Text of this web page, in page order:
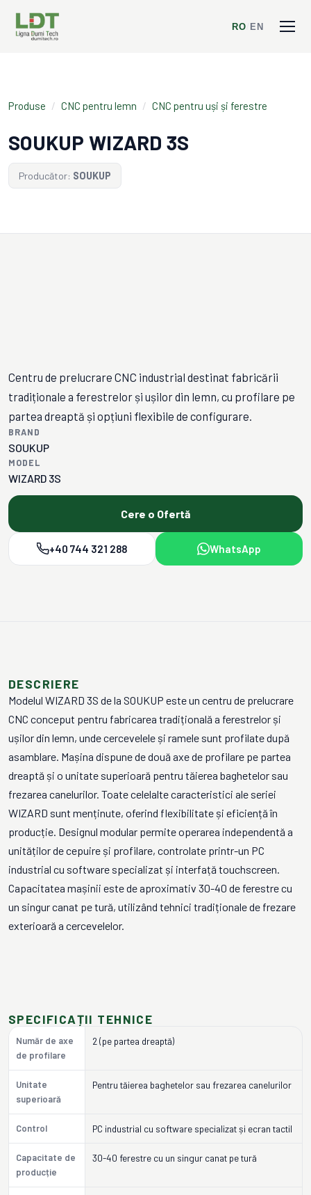
RO EN
Produse / CNC pentru lemn / CNC pentru uși și ferestre
SOUKUP WIZARD 3S
Producător: SOUKUP
Centru de prelucrare CNC industrial destinat fabricării
tradiționale a ferestrelor și ușilor din lemn, cu profilare pe
partea dreaptă și opțiuni flexibile de configurare.
BRAND
SOUKUP
MODEL
WIZARD 3S
Cere o Ofertă
+40 744 321 288 WhatsApp
DESCRIERE
Modelul WIZARD 3S de la SOUKUP este un centru de prelucrare
CNC conceput pentru fabricarea tradițională a ferestrelor și
ușilor din lemn, unde cercevelele și ramele sunt profilate după
asamblare. Mașina dispune de două axe de profilare pe partea
dreaptă și o unitate superioară pentru tăierea baghetelor sau
frezarea canelurilor. Toate celelalte caracteristici ale seriei
WIZARD sunt menținute, oferind flexibilitate și eficiență în
producție. Designul modular permite operarea independentă a
unităților de cepuire și profilare, controlate printr-un PC
industrial cu software specializat și interfață touchscreen.
Capacitatea mașinii este de aproximativ 30-40 de ferestre cu
un singur canat pe tură, utilizând tehnici tradiționale de frezare
exterioară a cercevelelor.
SPECIFICAȚII TEHNICE
Număr de axe
de profilare
2 (pe partea dreaptă)
Unitate
superioară
Pentru tăierea baghetelor sau frezarea canelurilor
Control PC industrial cu software specializat și ecran tactil
Capacitate de
producție
30-40 ferestre cu un singur canat pe tură